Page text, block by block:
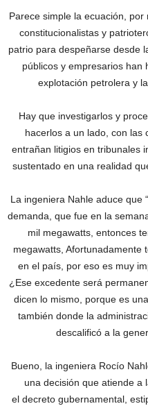
Parece simple la ecuación,
constitucionalistas y
patrio para despeñarse desde
públicos y empresarios han
explotación petrolera y
Hay que investigarlos y
hacerlos a un lado, con las
entrañan litigios en tribunales
sustentado en una realidad
La ingeniera Nahle aduce que
demanda, que fue en la
mil megawatts, entonces
megawatts, Afortunadamente
en el país, por eso es muy
¿Ese excedente será
dicen lo mismo, porque es
también donde la
descalificó a la
Bueno, la ingeniera Rocío
una decisión que atiende a
el decreto gubernamental,